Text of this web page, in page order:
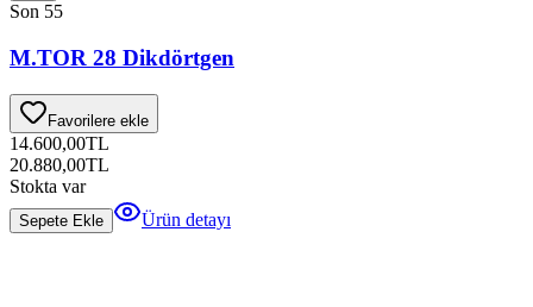
Son 55
M.TOR 28 Dikdörtgen
Favorilere ekle
14.600,00TL
20.880,00TL
Stokta var
Sepete Ekle Ürün detayı